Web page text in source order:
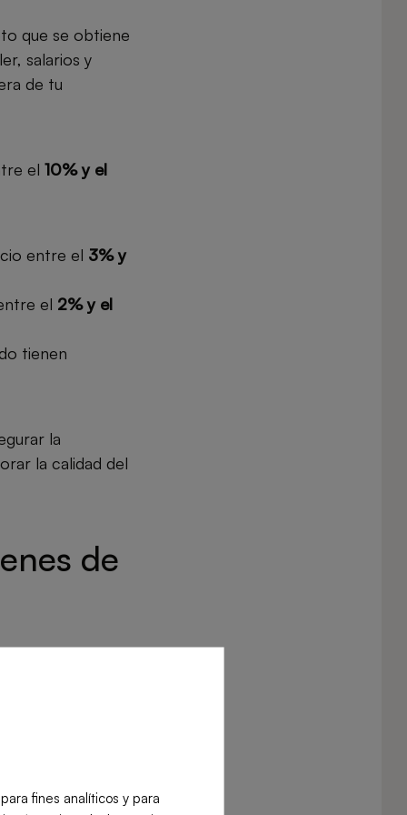
que se obtiene
salarios y
de tu
el 10% y el
entre el 3% y
el 2% y el
tienen
la
la calidad del
de
fines analíticos y para